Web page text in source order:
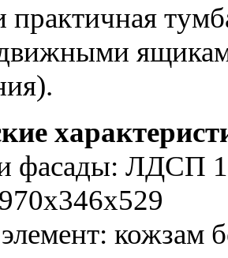
практичная
фасады: ЛДСП
кожзам